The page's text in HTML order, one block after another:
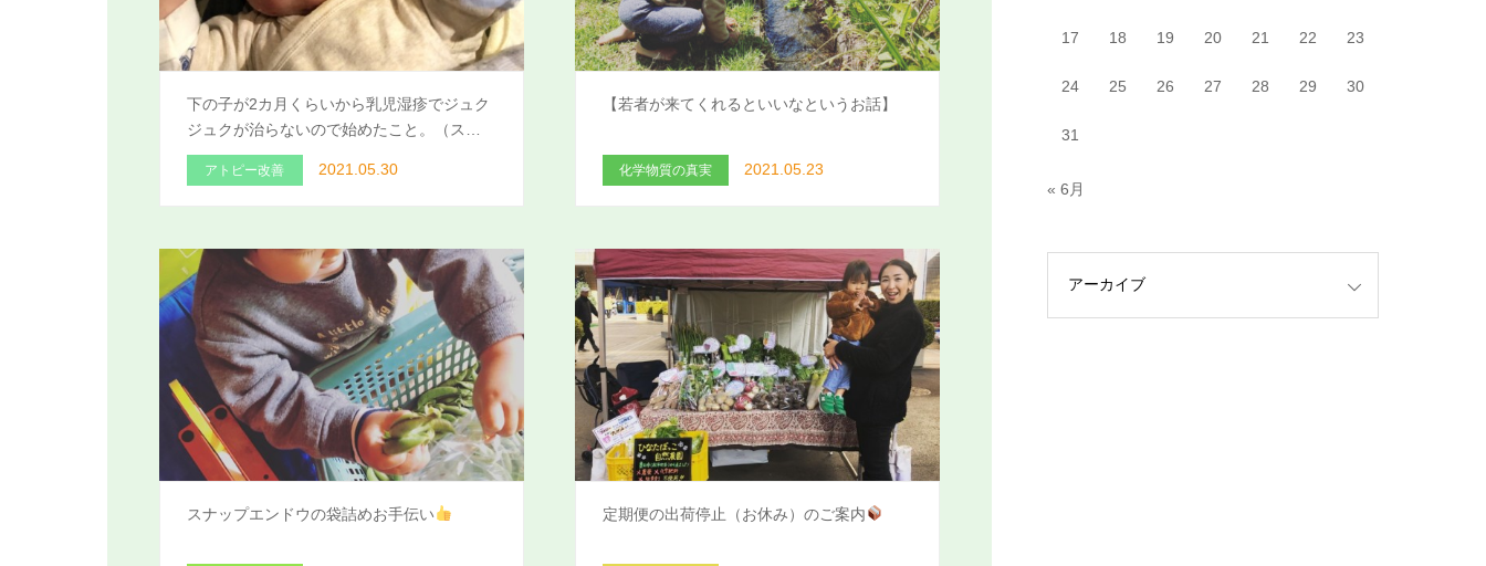
下の子が2カ月くらいから乳児湿疹でジュク
ジュクが治らないので始めたこと。（ス…
アトピー改善 2021.05.30
【若者が来てくれるといいなというお話】
化学物質の真実 2021.05.23
スナップエンドウの袋詰めお手伝い 定期便の出荷停止（お休み）のご案内
17 18 19 20 21 22 23
24 25 26 27 28 29 30
31
« 6月